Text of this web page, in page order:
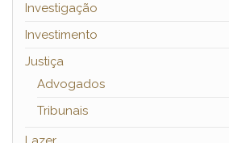
Investigação
Investimento
Justiça
Advogados
Tribunais